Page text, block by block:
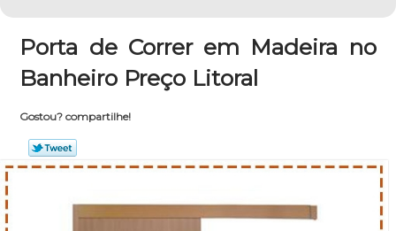
Porta de Correr em Madeira no
Banheiro Preço Litoral
Gostou? compartilhe!